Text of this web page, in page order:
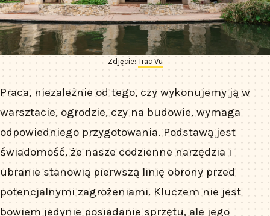
Zdjęcie:Trac Vu
Praca, niezależnie od tego, czy wykonujemy ją w
warsztacie, ogrodzie, czy na budowie, wymaga
odpowiedniego przygotowania. Podstawą jest
świadomość, że nasze codzienne narzędzia i
ubranie stanowią pierwszą linię obrony przed
potencjalnymi zagrożeniami. Kluczem nie jest
bowiem jedynie posiadanie sprzętu, ale jego